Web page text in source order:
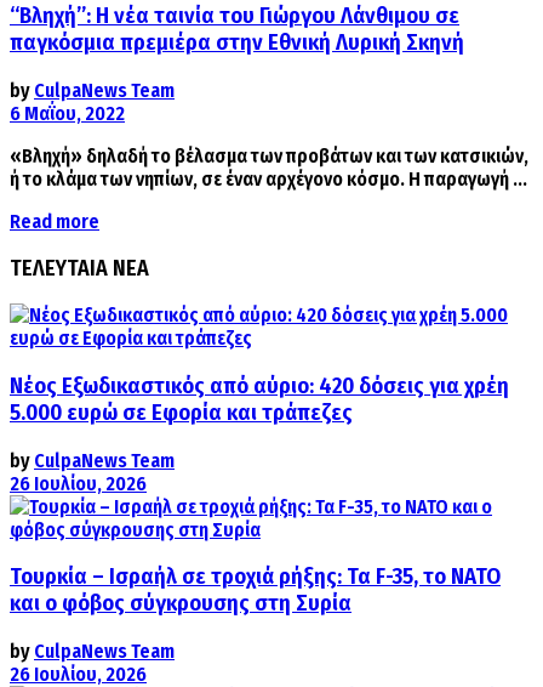
“Βληχή”: Η νέα ταινία του Γιώργου Λάνθιμου σε
παγκόσμια πρεμιέρα στην Εθνική Λυρική Σκηνή
by CulpaNews Team
6 Μαΐου, 2022
«Βληχή» δηλαδή το βέλασμα των προβάτων και των κατσικιών,
ή το κλάμα των νηπίων, σε έναν αρχέγονο κόσμο. Η παραγωγή ...
Read more
ΤΕΛΕΥΤΑΙΑ ΝΕΑ
Νέος Εξωδικαστικός από αύριο: 420 δόσεις για χρέη
5.000 ευρώ σε Εφορία και τράπεζες
by CulpaNews Team
26 Ιουλίου, 2026
Τουρκία – Ισραήλ σε τροχιά ρήξης: Τα F-35, το ΝΑΤΟ
και ο φόβος σύγκρουσης στη Συρία
by CulpaNews Team
26 Ιουλίου, 2026